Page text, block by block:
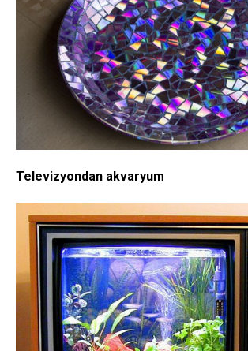
Televizyondan akvaryum